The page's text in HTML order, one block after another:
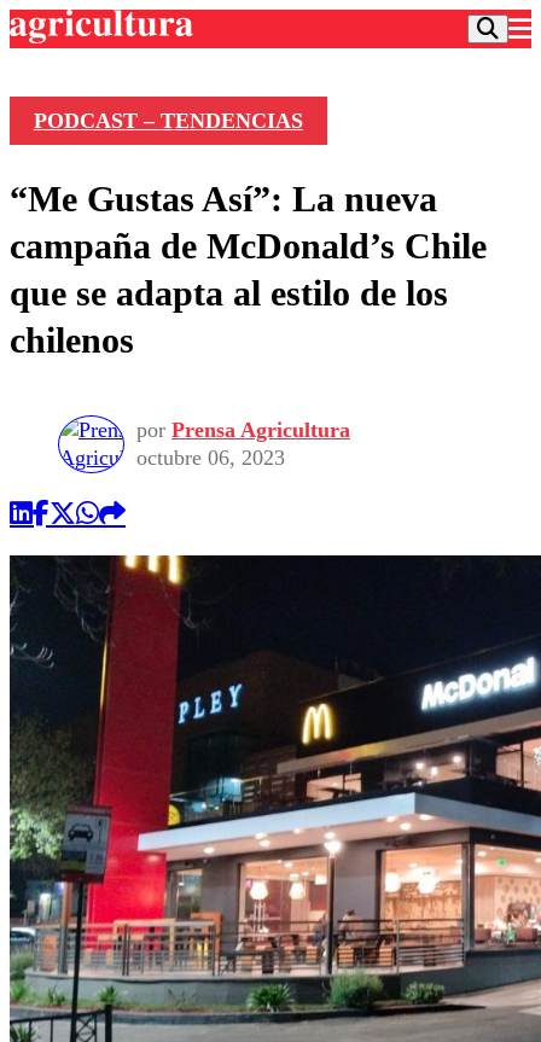
Frecuencias
Agricultura TV
Deportes
Colo Colo
Torneo Internacional
Torneo Nacional
Entretención
Internacional
Nacional
Programas
Comercial
PODCAST – TENDENCIAS
“Me Gustas Así”: La nueva
campaña de McDonald’s Chile
que se adapta al estilo de los
chilenos
por Prensa Agricultura
octubre 06, 2023